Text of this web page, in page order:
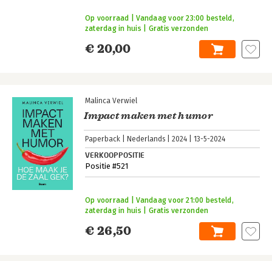
€ 20,00
Op voorraad | Vandaag voor 23:00 besteld,
zaterdag in huis | Gratis verzonden
Malinca Verwiel
Impact maken met humor
Paperback Nederlands 2024 13-5-2024
VERKOOPPOSITIE
Positie #521
€ 26,50
Op voorraad | Vandaag voor 21:00 besteld,
zaterdag in huis | Gratis verzonden